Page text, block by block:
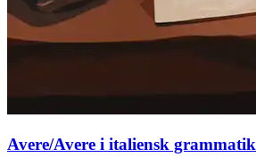
Avere/Avere i italiensk grammatik